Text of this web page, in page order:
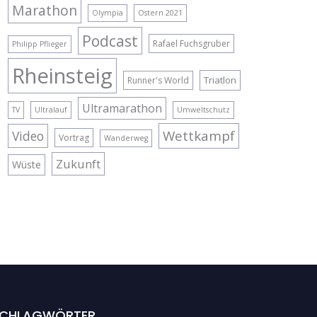
Marathon Olympia Ostern 2021
Philipp Pflieger Podcast Rafael Fuchsgruber
Rheinsteig Runner's World Triatlon
TV Ultralauf Ultramarathon Umweltschutz
Video Vortrag Wanderweg Wettkampf
Wüste Zukunft